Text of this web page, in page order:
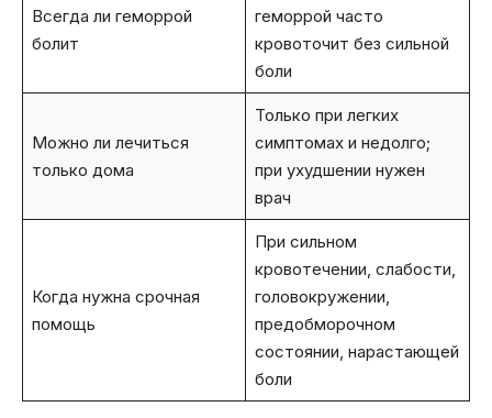
Всегда ли геморрой
болит
геморрой часто
кровоточит без сильной
боли
Можно ли лечиться
только дома
Только при легких
симптомах и недолго;
при ухудшении нужен
врач
Когда нужна срочная
помощь
При сильном
кровотечении, слабости,
головокружении,
предобморочном
состоянии, нарастающей
боли